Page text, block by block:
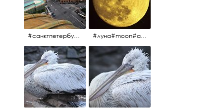
#санктпетербург #исаакиевскийсобор #исакий #луна#moon#апрельскаялуна#санктпетербург